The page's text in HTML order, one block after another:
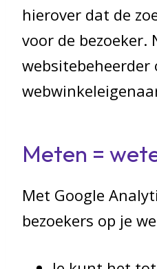
hierover dat de
voor de bezoeker.
websitebeheerder
Meten =
Met Google
bezoekers op je